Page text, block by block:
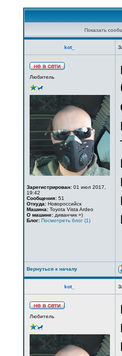
Показать
kot_
Любитель
Зарегистрирован: 01 июл 2017,
19:42
Сообщения: 51
Откуда: Новороссийск
Машина: Toyota Vista Ardeo
О машине: диванчик =)
Блог: Посмотреть блог (1)
Вернуться к началу
kot_
Любитель